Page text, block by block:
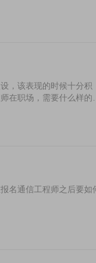
，该表现的时候十分积
在职场，需要什么样的
名通信工程师之后要如